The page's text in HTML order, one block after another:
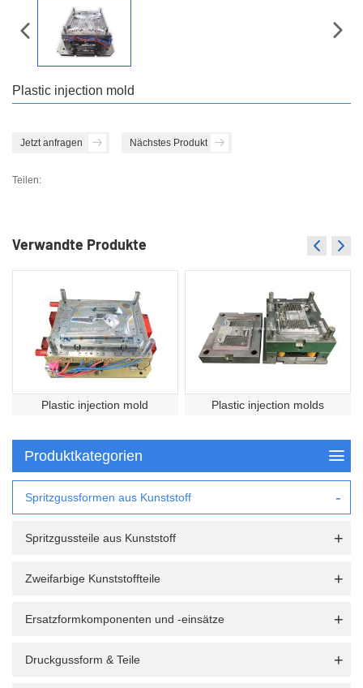
Plastic injection mold
Jetzt anfragen Nächstes Produkt
Teilen:
Verwandte Produkte
Plastic injection mold Plastic injection molds
Produktkategorien
Spritzgussformen aus Kunststoff
Spritzgussteile aus Kunststoff
Zweifarbige Kunststoffteile
Ersatzformkomponenten und -einsätze
Druckgussform & Teile